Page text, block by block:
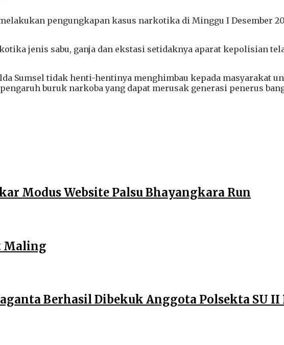
pengungkapan kasus narkotika di Minggu I Desember
jenis sabu, ganja dan ekstasi setidaknya aparat kepolisian
Sumsel tidak henti-hentinya menghimbau kepada masyarakat
buruk narkoba yang dapat merusak generasi penerus
Modus Website Palsu Bhayangkara Run
Maling
Berhasil Dibekuk Anggota Polsekta SU II